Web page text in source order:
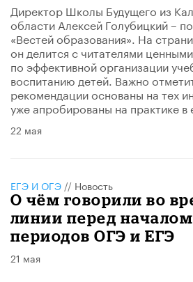
Директор Школы Будущего из
области Алексей Голубицкий –
«Вестей образования». На
он делится с читателями
по эффективной организации
воспитанию детей. Важно
рекомендации основаны на тех
уже апробированы на практике в
22 мая
ЕГЭ И ОГЭ // Новость
О чём говорили во
линии перед
периодов ОГЭ и ЕГЭ
21 мая